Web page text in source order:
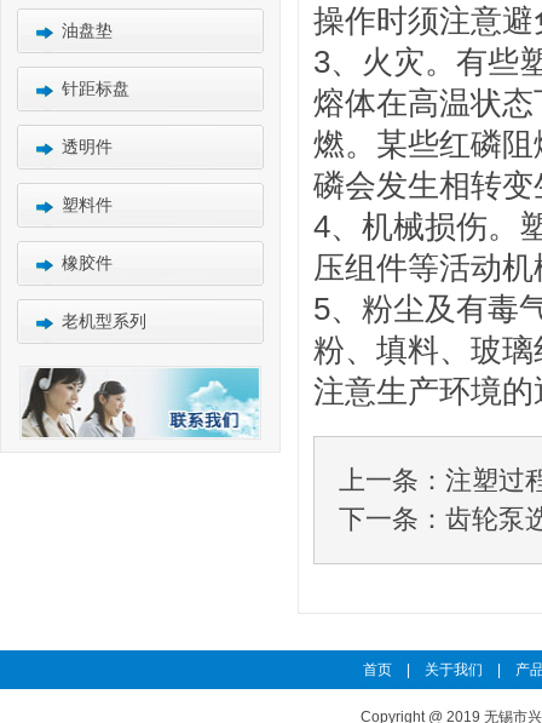
油盘垫
针距标盘
透明件
塑料件
橡胶件
老机型系列
操作时须注意
3、火灾。有些
熔体在高温状
燃。某些红磷
磷会发生相转
4、机械损伤。
压组件等活动
5、粉尘及有毒
粉、填料、玻
注意生产环境的
上一条： 注塑过
下一条： 齿轮泵
首页 关于我们 产
Copyright @ 2019 无锡市